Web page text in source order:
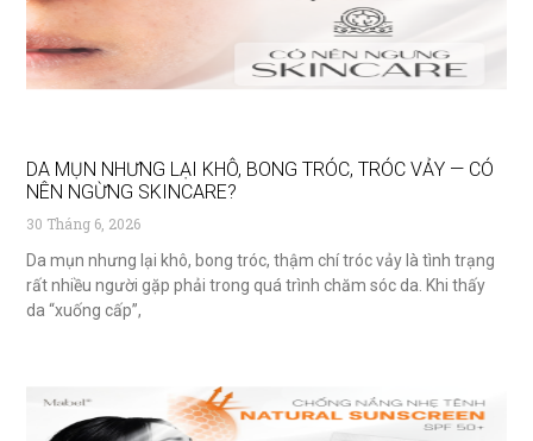
DA MỤN NHƯNG LẠI KHÔ, BONG TRÓC, TRÓC VẢY — CÓ
NÊN NGỪNG SKINCARE?
30 Tháng 6, 2026
Da mụn nhưng lại khô, bong tróc, thậm chí tróc vảy là tình trạng
rất nhiều người gặp phải trong quá trình chăm sóc da. Khi thấy
da “xuống cấp”,